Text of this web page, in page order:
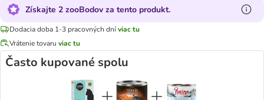
Získajte 2 zooBodov za tento produkt.
Dodacia doba 1-3 pracovných dníviac tu
Vrátenie tovaru viac tu
Často kupované spolu